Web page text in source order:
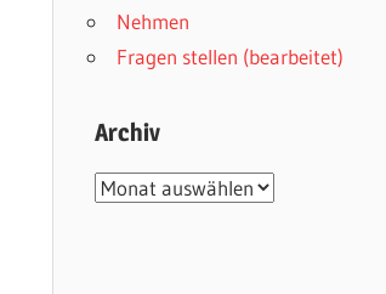
Nehmen
Fragen stellen (bearbeitet)
Archiv
Archiv